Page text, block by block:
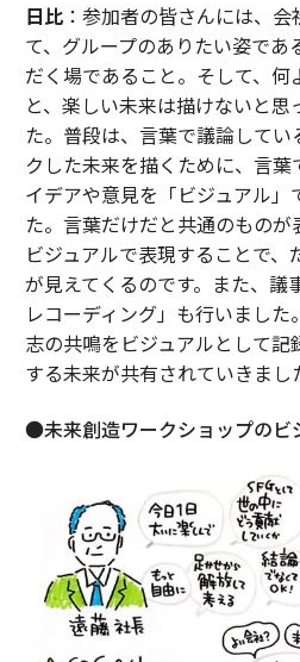
日比：参加者の皆さんには、会
て、グループのありたい姿であ
だく場であること。そして、
と、楽しい未来は描けないと
た。普段は、言葉で議論して
クした未来を描くために、言
イデアや意見を「ビジュアル」
た。言葉だけだと共通のものが
ビジュアルで表現することで
が見えてくるのです。また、議
レコーディング」も行いまし
志の共鳴をビジュアルとして記
する未来が共有されていきまし
●未来創造ワークショップのビ